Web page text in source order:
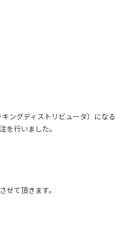
グディストリビュータ）になる
を行いました。
て頂きます。